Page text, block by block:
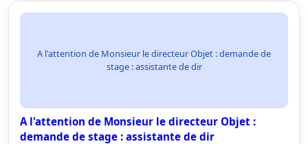
A l'attention de Monsieur le directeur Objet : demande de
stage : assistante de dir
A l'attention de Monsieur le directeur Objet :
demande de stage : assistante de dir